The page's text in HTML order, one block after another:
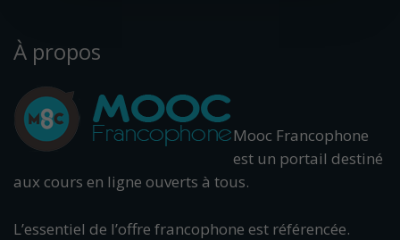
À propos
Mooc Francophone
est un portail destiné
aux cours en ligne ouverts à tous.
L’essentiel de l’offre francophone est référencée.